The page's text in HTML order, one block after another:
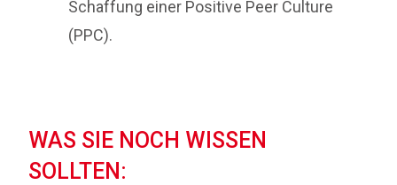
Schaffung einer Positive Peer Culture
(PPC).
WAS SIE NOCH WISSEN
SOLLTEN: